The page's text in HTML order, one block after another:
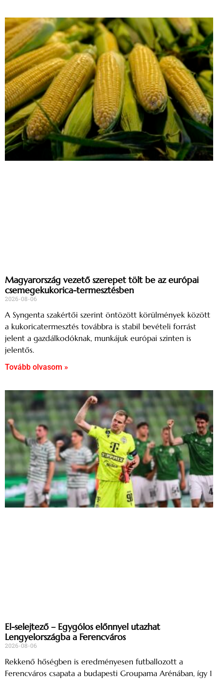
Magyarország vezető szerepet tölt be az európai
csemegekukorica-termesztésben
2026-08-06
A Syngenta szakértői szerint öntözött körülmények között
a kukoricatermesztés továbbra is stabil bevételi forrást
jelent a gazdálkodóknak, munkájuk európai szinten is
jelentős.
Tovább olvasom »
El-selejtező – Egygólos előnnyel utazhat
Lengyelországba a Ferencváros
2026-08-06
Rekkenő hőségben is eredményesen futballozott a
Ferencváros csapata a budapesti Groupama Arénában, így 1